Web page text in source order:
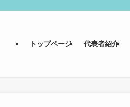
トップページ 代表者紹介